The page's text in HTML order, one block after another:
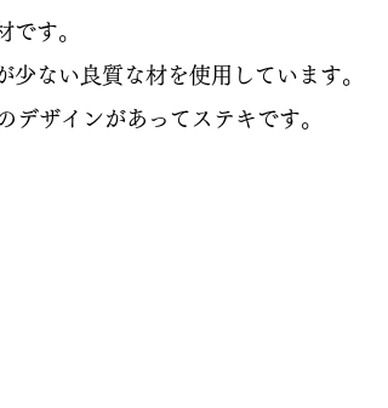
です。
ない良質な材を使用しています。
デザインがあってステキです。